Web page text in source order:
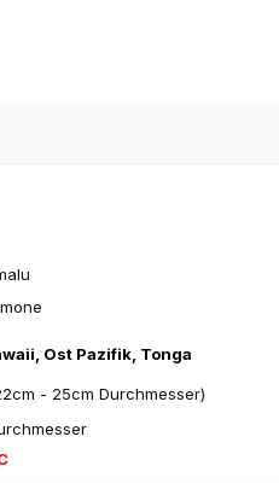
Ost Pazifik, Tonga
- 25cm Durchmesser)